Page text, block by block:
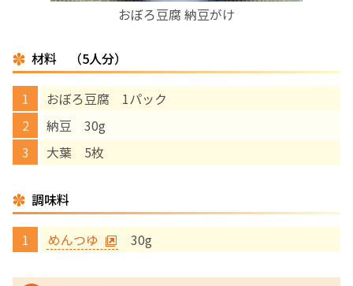
おぼろ豆腐 納豆がけ
材料 （5人分）
おぼろ豆腐 1パック
納豆 30g
大葉 5枚
調味料
めんつゆ 30g
その他の診療内容
‘さんルーム’ でさまざまな講座・クラス
遠方にお住まいで当院での出産を希望される方へ
医師プロフィール